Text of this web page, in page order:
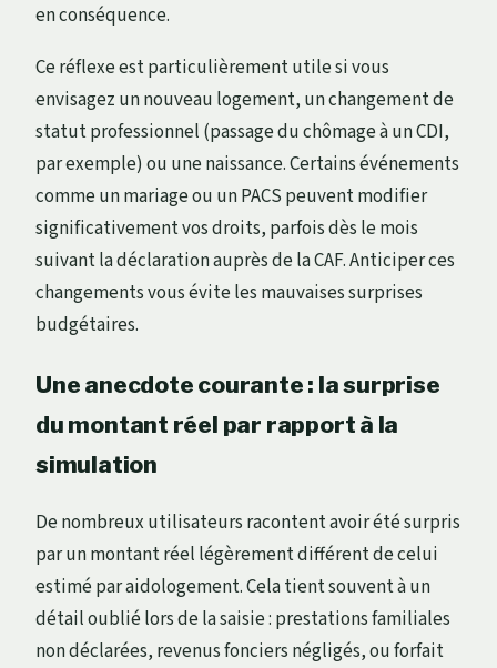
en conséquence.
Ce réflexe est particulièrement utile si vous
envisagez un nouveau logement, un changement de
statut professionnel (passage du chômage à un CDI,
par exemple) ou une naissance. Certains événements
comme un mariage ou un PACS peuvent modifier
significativement vos droits, parfois dès le mois
suivant la déclaration auprès de la CAF. Anticiper ces
changements vous évite les mauvaises surprises
budgétaires.
Une anecdote courante : la surprise
du montant réel par rapport à la
simulation
De nombreux utilisateurs racontent avoir été surpris
par un montant réel légèrement différent de celui
estimé par aidologement. Cela tient souvent à un
détail oublié lors de la saisie : prestations familiales
non déclarées, revenus fonciers négligés, ou forfait